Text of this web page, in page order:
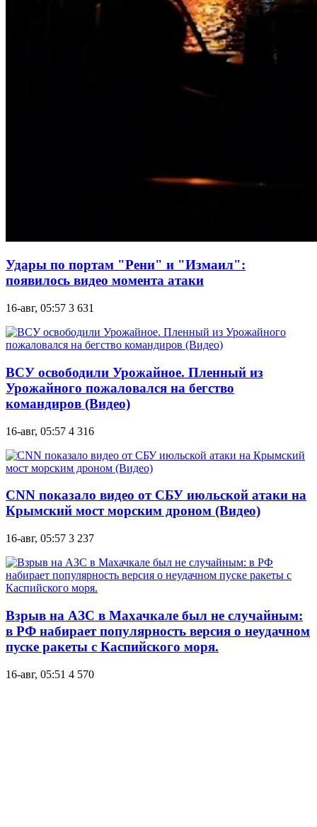
Удары по портам "Рени" и "Измаил":
появилось видео момента атаки
16-авг, 05:57 3 631
ВСУ освободили Урожайное. Пленный из
Урожайного пожаловался на бегство
командиров (Видео)
16-авг, 05:57 4 316
CNN показало видео от СБУ июльской атаки на
Крымский мост морским дроном (Видео)
16-авг, 05:57 3 237
Взрыв на АЗС в Махачкале был не случайным:
в РФ набирает популярность версия о неудачном
пуске ракеты с Каспийского моря.
16-авг, 05:51 4 570